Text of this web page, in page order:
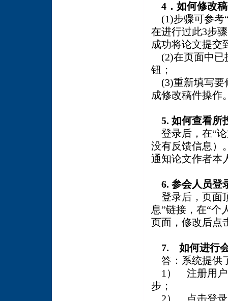
4．如何修改
(1)步骤可参考
在进行过此3步
成功将论文提交
(2)在页面中已
钮；
(3)重新填写要
成修改稿件操作
5. 如何查看所
登录后，在“论
没有反馈信息）
通知论文作者本
6. 参会人员登
登录后，页面
息”链接，在“个
页面，修改后点
7. 如何进行会
答：系统提供
1） 注册用户
步；
2） 点击登录